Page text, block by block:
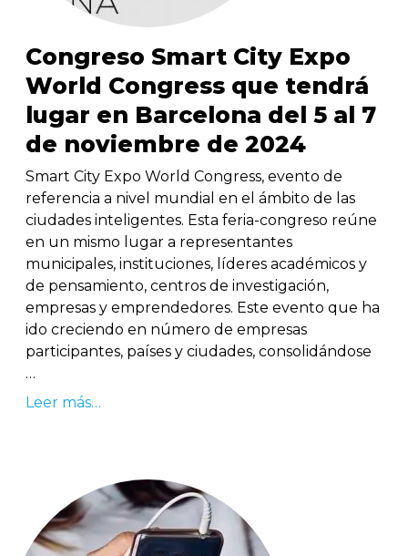
Congreso Smart City Expo
World Congress que tendrá
lugar en Barcelona del 5 al 7
de noviembre de 2024
Smart City Expo World Congress, evento de
referencia a nivel mundial en el ámbito de las
ciudades inteligentes. Esta feria-congreso reúne
en un mismo lugar a representantes
municipales, instituciones, líderes académicos y
de pensamiento, centros de investigación,
empresas y emprendedores. Este evento que ha
ido creciendo en número de empresas
participantes, países y ciudades, consolidándose
…
Leer más…